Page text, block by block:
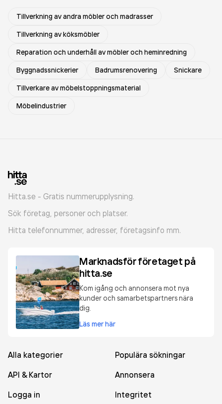
Tillverkning av andra möbler och madrasser
Tillverkning av köksmöbler
Reparation och underhåll av möbler och heminredning
Byggnadssnickerier
Badrumsrenovering
Snickare
Tillverkare av möbelstoppningsmaterial
Möbelindustrier
Hitta.se - Gratis nummerupplysning.
Sök företag, personer och platser.
Hitta telefonnummer, adresser, företagsinfo mm.
Marknadsför företaget på
hitta.se
Kom igång och annonsera mot nya
kunder och samarbetspartners nära
dig.
Läs mer här
Alla kategorier
Populära sökningar
API & Kartor
Annonsera
Logga in
Integritet